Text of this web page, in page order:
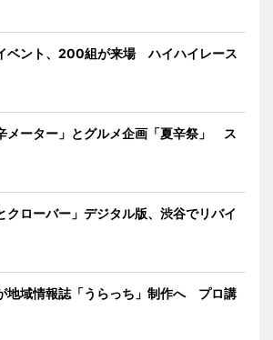
ベント、200組が来場 ハイハイレース
メーター」とグルメ企画「夏辛祭」 ス
クローバー」デジタル版、渋谷でリバイ
地域情報誌「うらっち」制作へ プロ講